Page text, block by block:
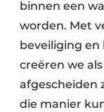
binnen een
worden. Met
beveiliging
creëren we
afgescheiden
die manier